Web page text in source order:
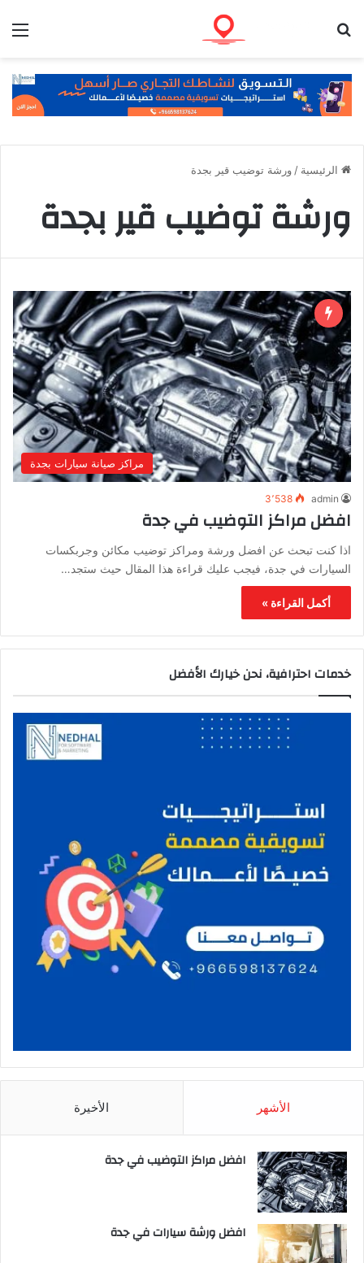
الرئيسية / ورشة توضيب قير بجدة
ورشة توضيب قير بجدة
مراكز صيانة سيارات بجدة
admin 3٬538
افضل مراكز التوضيب في جدة
اذا كنت تبحث عن افضل ورشة ومراكز توضيب مكائن وجربكسات
السيارات في جدة، فيجب عليك قراءة هذا المقال حيث ستجد…
أكمل القراءة »
خدمات احترافية، نحن خيارك الأفضل
الأشهر الأخيرة
افضل مراكز التوضيب في جدة
افضل ورشة سيارات في جدة